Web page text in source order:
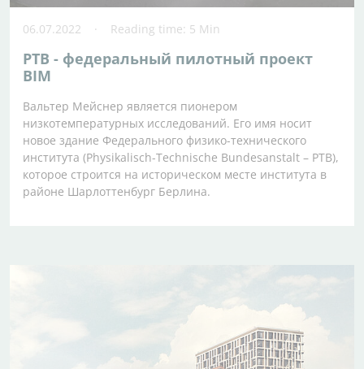
06.07.2022 Reading time: 5 Min
PTB - федеральный пилотный проект
BIM
Вальтер Мейснер является пионером
низкотемпературных исследований. Его имя носит
новое здание Федерального физико-технического
института (Physikalisch-Technische Bundesanstalt – PTB),
которое строится на историческом месте института в
районе Шарлоттенбург Берлина.